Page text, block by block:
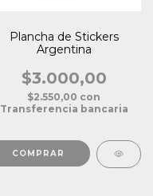
Plancha de Stickers
Argentina
$3.000,00
$2.550,00 con
Transferencia bancaria